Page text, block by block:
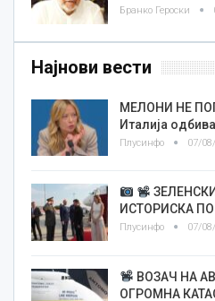
Бранко Героски
Најнови вести
МЕЛОНИ НЕ
Италија
Плусинфо 07/
ИСТОРИСКА
Плусинфо 07/
ВОЗАЧ НА
ОГРОМНА